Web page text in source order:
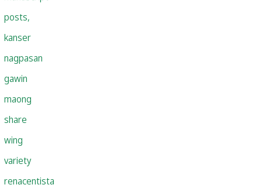
posts,
kanser
nagpasan
gawin
maong
share
wing
variety
renacentista